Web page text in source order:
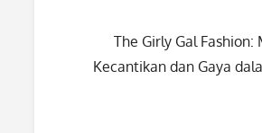
The Girly Gal Fashion:
Kecantikan dan Gaya